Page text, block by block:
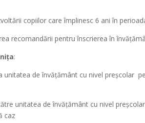
copiilor care împlinesc 6 ani în
recomandării pentru înscrierea în
:
unitatea de învăţământ cu nivel preşcolar
unitatea de învăţământ cu nivel
caz